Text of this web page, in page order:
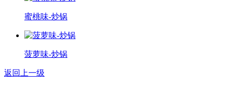
蜜桃味-炒锅
菠萝味-炒锅
返回上一级